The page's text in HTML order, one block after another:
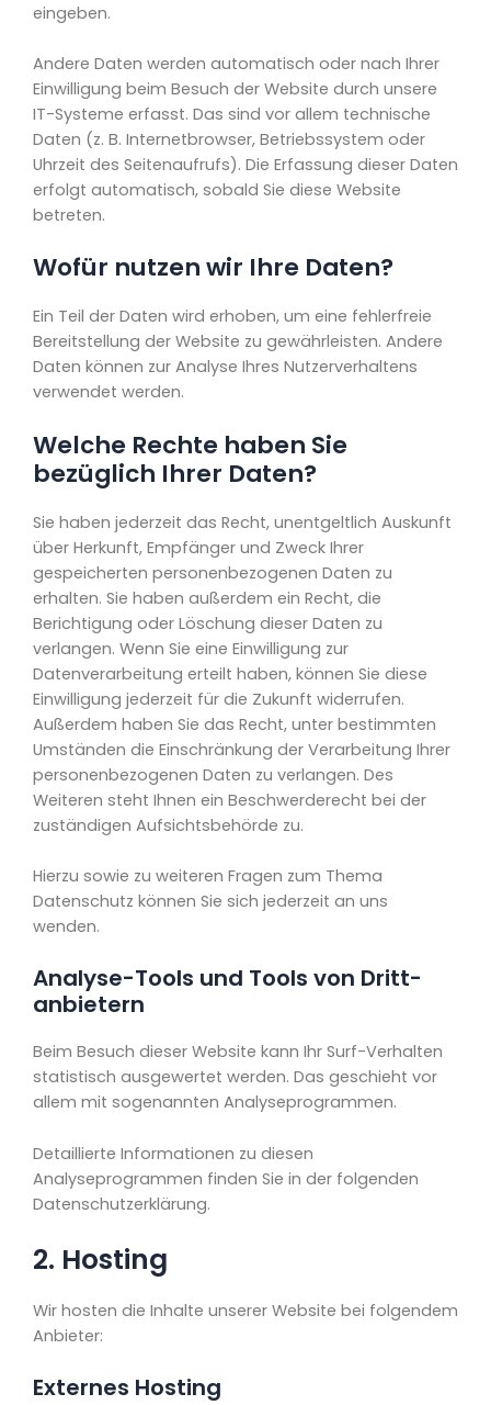
eingeben.
Andere Daten werden automatisch oder nach Ihrer
Einwilligung beim Besuch der Website durch unsere
IT-Systeme erfasst. Das sind vor allem technische
Daten (z. B. Internetbrowser, Betriebssystem oder
Uhrzeit des Seitenaufrufs). Die Erfassung dieser Daten
erfolgt automatisch, sobald Sie diese Website
betreten.
Wofür nutzen wir Ihre Daten?
Ein Teil der Daten wird erhoben, um eine fehlerfreie
Bereitstellung der Website zu gewährleisten. Andere
Daten können zur Analyse Ihres Nutzerverhaltens
verwendet werden.
Welche Rechte haben Sie
bezüglich Ihrer Daten?
Sie haben jederzeit das Recht, unentgeltlich Auskunft
über Herkunft, Empfänger und Zweck Ihrer
gespeicherten personenbezogenen Daten zu
erhalten. Sie haben außerdem ein Recht, die
Berichtigung oder Löschung dieser Daten zu
verlangen. Wenn Sie eine Einwilligung zur
Datenverarbeitung erteilt haben, können Sie diese
Einwilligung jederzeit für die Zukunft widerrufen.
Außerdem haben Sie das Recht, unter bestimmten
Umständen die Einschränkung der Verarbeitung Ihrer
personenbezogenen Daten zu verlangen. Des
Weiteren steht Ihnen ein Beschwerderecht bei der
zuständigen Aufsichtsbehörde zu.
Hierzu sowie zu weiteren Fragen zum Thema
Datenschutz können Sie sich jederzeit an uns
wenden.
Analyse-Tools und Tools von Dritt­
anbietern
Beim Besuch dieser Website kann Ihr Surf-Verhalten
statistisch ausgewertet werden. Das geschieht vor
allem mit sogenannten Analyseprogrammen.
Detaillierte Informationen zu diesen
Analyseprogrammen finden Sie in der folgenden
Datenschutzerklärung.
2. Hosting
Wir hosten die Inhalte unserer Website bei folgendem
Anbieter:
Externes Hosting